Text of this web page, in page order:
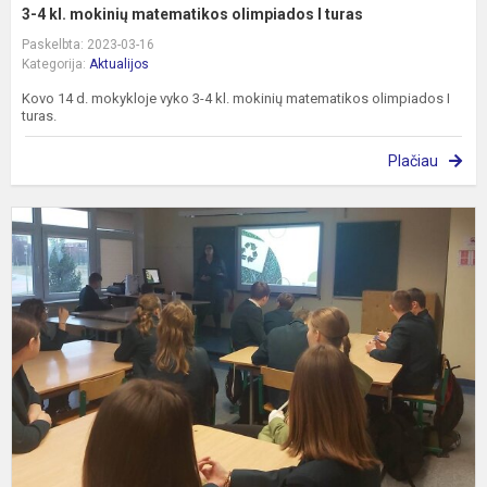
3-4 kl. mokinių matematikos olimpiados I turas
Paskelbta: 2023-03-16
Kategorija: Aktualijos
Kovo 14 d. mokykloje vyko 3-4 kl. mokinių matematikos olimpiados I
turas.
Plačiau